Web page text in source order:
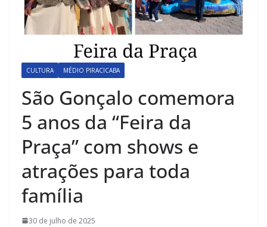
CULTURA MÉDIO PIRACICABA
São Gonçalo comemora
5 anos da “Feira da
Praça” com shows e
atrações para toda
família
30 de julho de 2025